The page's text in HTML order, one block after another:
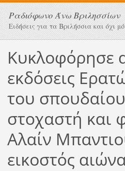
Ραδιόφωνο Άνω Βριλησσίων
Ειδήσεις για τα Βριλήσσια και όχι
Κυκλοφόρησε
εκδόσεις
του
στοχαστή και
Αλαίν
εικοστός